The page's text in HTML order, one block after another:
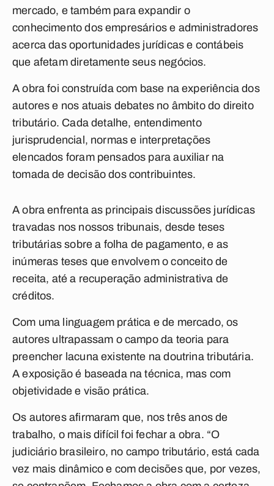
mercado, e também para expandir o
conhecimento dos empresários e administradores
acerca das oportunidades jurídicas e contábeis
que afetam diretamente seus negócios.
A obra foi construída com base na experiência dos
autores e nos atuais debates no âmbito do direito
tributário. Cada detalhe, entendimento
jurisprudencial, normas e interpretações
elencados foram pensados para auxiliar na
tomada de decisão dos contribuintes.
A obra enfrenta as principais discussões jurídicas
travadas nos nossos tribunais, desde teses
tributárias sobre a folha de pagamento, e as
inúmeras teses que envolvem o conceito de
receita, até a recuperação administrativa de
créditos.
Com uma linguagem prática e de mercado, os
autores ultrapassam o campo da teoria para
preencher lacuna existente na doutrina tributária.
A exposição é baseada na técnica, mas com
objetividade e visão prática.
Os autores afirmaram que, nos três anos de
trabalho, o mais difícil foi fechar a obra. “O
judiciário brasileiro, no campo tributário, está cada
vez mais dinâmico e com decisões que, por vezes,